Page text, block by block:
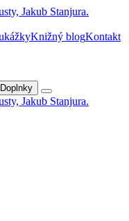
Knižný blogKontakt
Doplnky